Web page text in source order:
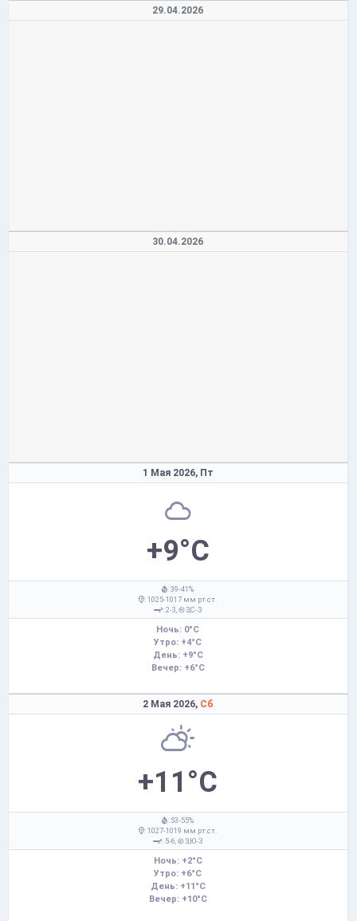
29.04.2026
30.04.2026
1 Мая 2026, Пт
+9°C
: 39-41%
: 1025-1017 мм рт.ст.
: 2-3,
З,С-З
Ночь: 0°C
Утро: +4°C
День: +9°C
Вечер: +6°C
2 Мая 2026, Сб
+11°C
: 53-55%
: 1027-1019 мм рт.ст.
: 5-6,
З,Ю-З
Ночь: +2°C
Утро: +6°C
День: +11°C
Вечер: +10°C